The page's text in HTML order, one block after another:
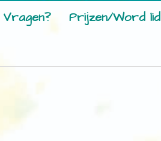
Vragen? Prijzen/Word lid